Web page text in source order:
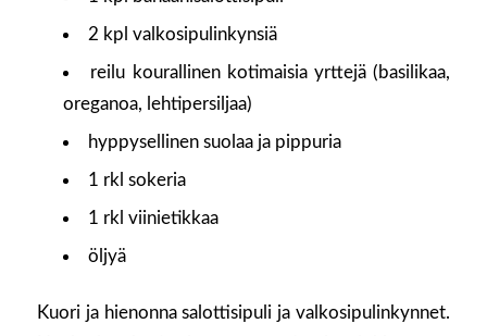
2 kpl valkosipulinkynsiä
reilu kourallinen kotimaisia yrttejä (basilikaa,
oreganoa, lehtipersiljaa)
hyppysellinen suolaa ja pippuria
1 rkl sokeria
1 rkl viinietikkaa
öljyä
Kuori ja hienonna salottisipuli ja valkosipulinkynnet.